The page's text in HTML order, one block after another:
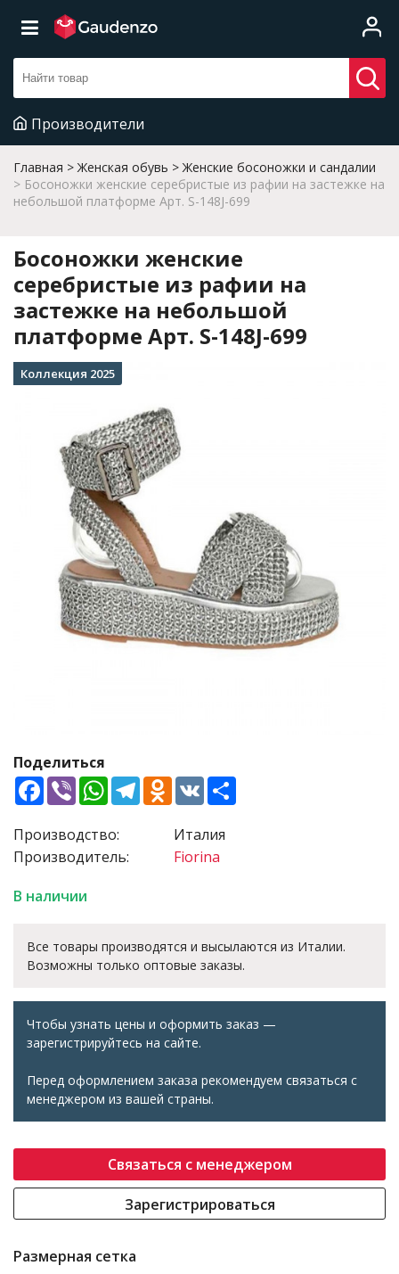
Производители
Главная Женская обувь
Женские босоножки и сандалии
Босоножки женские серебристые из рафии на застежке на
небольшой платформе Арт. S-148J-699
Босоножки женские
серебристые из рафии на
застежке на небольшой
платформе Арт. S-148J-699
Коллекция 2025
Поделиться
Facebook
ViberWhatsApp
TelegramOdnoklassniki
VK
Производство:
Производитель:
Италия
Fiorina
В наличии
Все товары производятся и высылаются из Италии.
Возможны только оптовые заказы.
Чтобы узнать цены и оформить заказ —
зарегистрируйтесь на сайте.
Перед оформлением заказа рекомендуем связаться с
менеджером из вашей страны.
Связаться с менеджером
Зарегистрироваться
Размерная сетка